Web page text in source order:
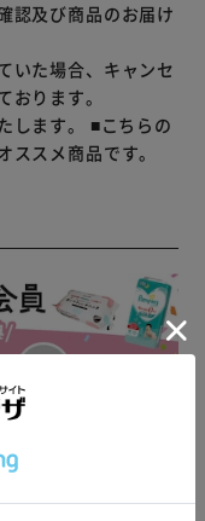
認及び商品のお届け
いた場合、キャンセ
ります。
します。 ■こちらの
スメ商品です。
ちら▼
シート